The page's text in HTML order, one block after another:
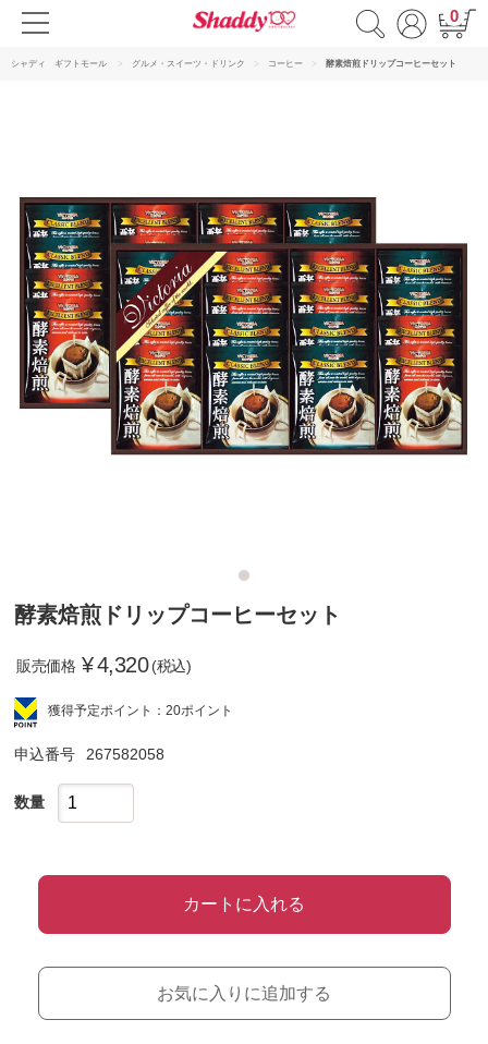
0
シャディ ギフトモール グルメ・スイーツ・ドリンク コーヒー 酵素焙煎ドリップコーヒーセット
酵素焙煎ドリップコーヒーセット
販売価格 ¥4,320 (税込)
獲得予定ポイント：20ポイント
申込番号 267582058
数量
カートに入れる
お気に入りに追加する